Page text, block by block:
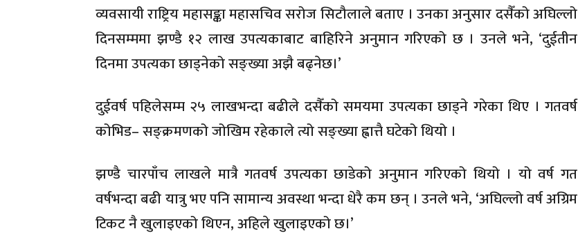
व्यवसायी राष्ट्रिय महासङ्का महासचिव सरोज सिटौलाले बताए । उनका अनुसार दसैँको अघिल्लो
दिनसम्ममा झण्डै १२ लाख उपत्यकाबाट बाहिरिने अनुमान गरिएको छ । उनले भने, ‘दुईतीन
दिनमा उपत्यका छाड्नेको सङ्ख्या अझै बढ्नेछ।’
दुईवर्ष पहिलेसम्म २५ लाखभन्दा बढीले दसैँको समयमा उपत्यका छाड्ने गरेका थिए । गतवर्ष
कोभिड– सङ्क्रमणको जोखिम रहेकाले त्यो सङ्ख्या ह्वात्तै घटेको थियो ।
झण्डै चारपाँच लाखले मात्रै गतवर्ष उपत्यका छाडेको अनुमान गरिएको थियो । यो वर्ष गत
वर्षभन्दा बढी यात्रु भए पनि सामान्य अवस्था भन्दा धेरै कम छन् । उनले भने, ‘अघिल्लो वर्ष अग्रिम
टिकट नै खुलाइएको थिएन, अहिले खुलाइएको छ।’